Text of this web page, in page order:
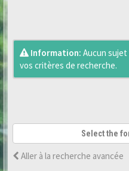
Information: Aucun sujet
vos critères de recherche.
Select the
Aller à la recherche avancée